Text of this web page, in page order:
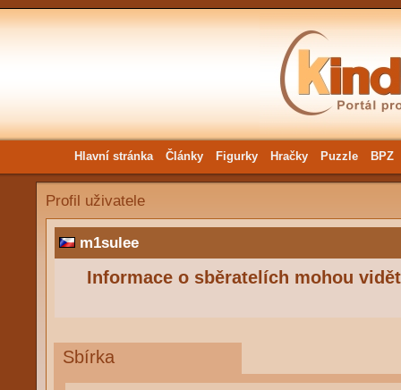
Hlavní stránka Články Figurky Hračky Puzzle BPZ
Profil uživatele
m1sulee
Informace o sběratelích mohou
Sbírka